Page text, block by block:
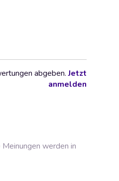
abgeben.Jetzt
anmelden
werden in